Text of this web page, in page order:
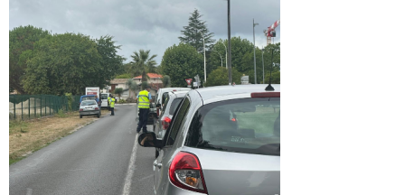
rouvre
entre
Bordeaux
et
Arès